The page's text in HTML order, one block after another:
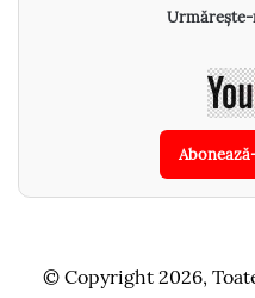
Urmărește-
© Copyright 2026,